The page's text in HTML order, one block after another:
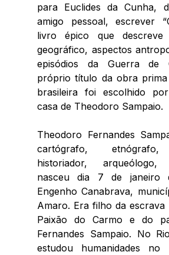
para Euclides da Cunha,
amigo pessoal, escrever
livro épico que descreve
geográfico, aspectos
episódios da Guerra de
próprio título da obra
brasileira foi escolhido
casa de Theodoro Sampaio.
Theodoro Fernandes
cartógrafo, etnógrafo,
historiador, arqueólogo,
nasceu dia 7 de janeiro
Engenho Canabrava,
Amaro. Era filho da escrava
Paixão do Carmo e do
Fernandes Sampaio. No
estudou humanidades no